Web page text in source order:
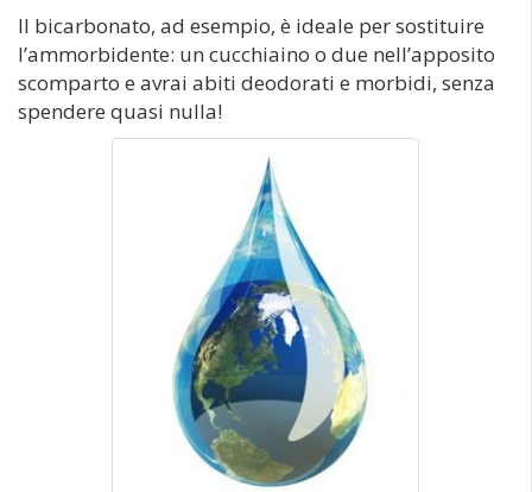
Il bicarbonato, ad esempio, è ideale per sostituire
l’ammorbidente: un cucchiaino o due nell’apposito
scomparto e avrai abiti deodorati e morbidi, senza
spendere quasi nulla!